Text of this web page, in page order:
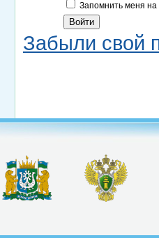
Запомнить меня
Забыли свой